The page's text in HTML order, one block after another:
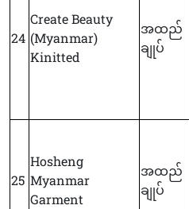
24
Create Beauty
(Myanmar)
Kinitted
အထည်
ချုပ်
25
Hosheng
Myanmar
Garment
အထည်
ချုပ်